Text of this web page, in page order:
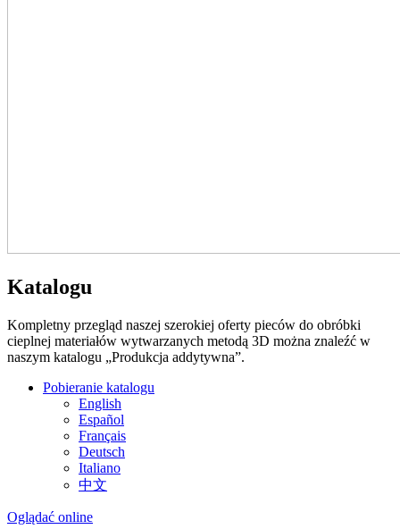
Katalogu
Kompletny przegląd naszej szerokiej oferty pieców do obróbki
cieplnej materiałów wytwarzanych metodą 3D można znaleźć w
naszym katalogu „Produkcja addytywna”.
Pobieranie katalogu
English
Español
Français
Deutsch
Italiano
中文
Oglądać online